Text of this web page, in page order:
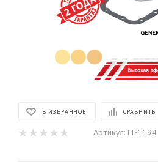
В ИЗБРАННОЕ СРАВНИТЬ
Артикул: LT-1194